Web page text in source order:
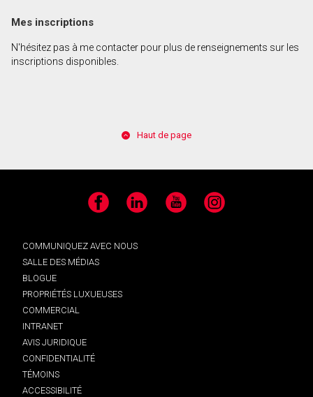
Mes inscriptions
N'hésitez pas à me contacter pour plus de renseignements sur les
inscriptions disponibles.
Haut de page
Facebook LinkedIn YouTube Instagram
COMMUNIQUEZ AVEC NOUS
SALLE DES MÉDIAS
BLOGUE
PROPRIÉTÉS LUXUEUSES
COMMERCIAL
INTRANET
AVIS JURIDIQUE
CONFIDENTIALITÉ
TÉMOINS
ACCESSIBILITÉ